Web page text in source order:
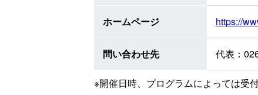
ホームページ https://
問い合わせ先 代表：
※開催日時、プログラムによっては受